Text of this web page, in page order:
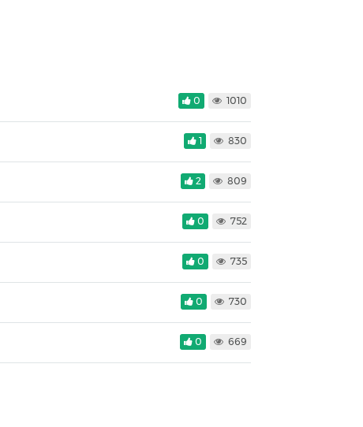
0 1010
1 830
2 809
0 752
0 735
0 730
0 669